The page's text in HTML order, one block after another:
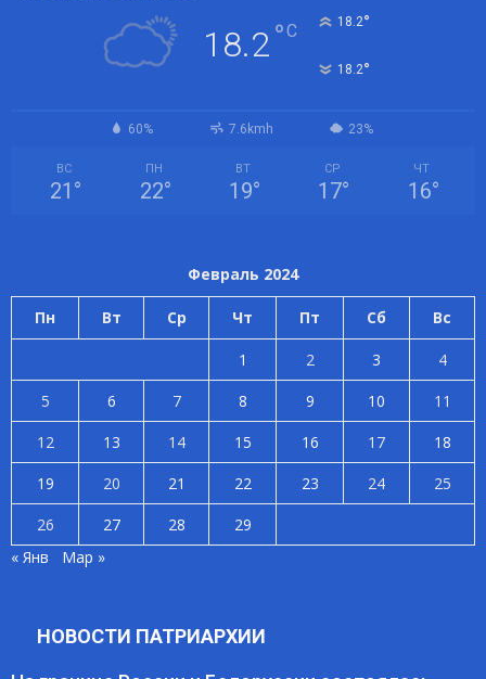
18.2°C 18.2°
18.2°
60% 7.6kmh 23%
ВС
21 °
ПН
22°
ВТ
19°
СР
17°
ЧТ
16°
Февраль 2024
Пн Вт Ср Чт Пт Сб Вс
1 2 3
4
5
6 7 8 9 10
11
12
13 14 15 16 17
18
19
20 21 22 23 24
25
26
27 28
29
« Янв
Мар »
НОВОСТИ ПАТРИАРХИИ